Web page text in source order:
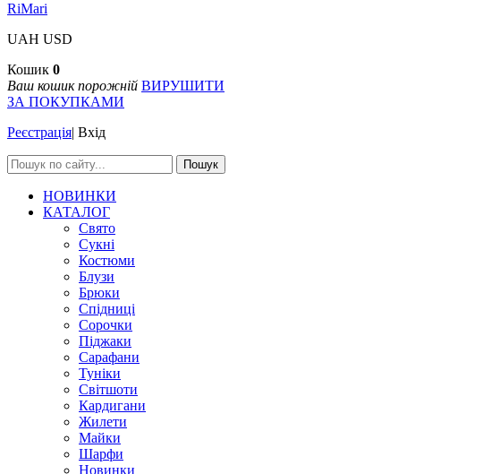
RiMari
UAH USD
Кошик 0
Ваш кошик порожній ВИРУШИТИ
ЗА ПОКУПКАМИ
Реєстрація| Вхід
Пошук
НОВИНКИ
КАТАЛОГ
Свято
Сукні
Костюми
Блузи
Брюки
Спідниці
Сорочки
Піджаки
Сарафани
Туніки
Світшоти
Кардигани
Жилети
Майки
Шарфи
Новинки